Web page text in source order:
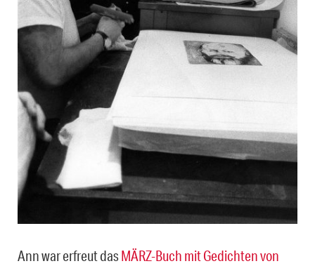
Ann war erfreut dasMÄRZ-Buch mit Gedichten von